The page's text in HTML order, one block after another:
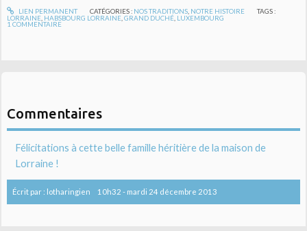
LIEN PERMANENT CATÉGORIES : NOS TRADITIONS, NOTRE HISTOIRE
TAGS :
LORRAINE HABSBOURG LORRAINE ,GRAND DUCHÉ LUXEMBOURG
1 COMMENTAIRE
Commentaires
Félicitations à cette belle famille héritière de la maison de
Lorraine !
Écrit par : lotharingien 10h32 - mardi 24 décembre 2013